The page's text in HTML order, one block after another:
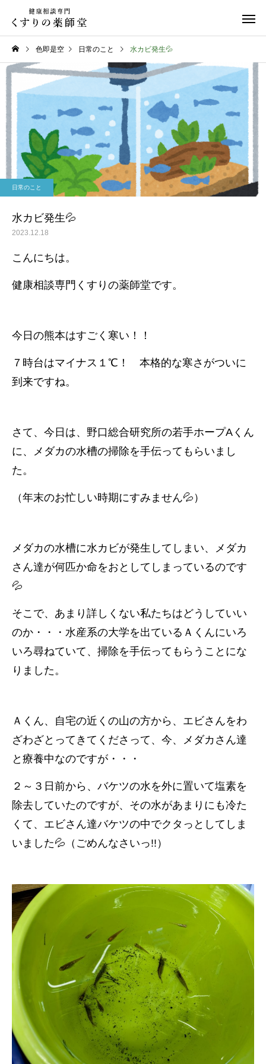
日常のこと
令和８年熊本地震
お知らせ
お盆期間中のご相談に
て
色即是空 日常のこと 水カビ発生💦
日常のこと
水カビ発生💦
2023.12.18
こんにちは。
健康相談専門くすりの薬師堂です。
今日の熊本はすごく寒い！！
７時台はマイナス１℃！ 本格的な寒さがついに
到来ですね。
さて、今日は、野口総合研究所の若手ホープAくん
に、メダカの水槽の掃除を手伝ってもらいまし
た。
（年末のお忙しい時期にすみません💦）
メダカの水槽に水カビが発生してしまい、メダカ
さん達が何匹か命をおとしてしまっているのです
💦
そこで、あまり詳しくない私たちはどうしていい
のか・・・水産系の大学を出ているＡくんにいろ
いろ尋ねていて、掃除を手伝ってもらうことにな
りました。
Ａくん、自宅の近くの山の方から、エビさんをわ
ざわざとってきてくださって、今、メダカさん達
と療養中なのですが・・・
２～３日前から、バケツの水を外に置いて塩素を
除去していたのですが、その水があまりにも冷た
くて、エビさん達バケツの中でクタっとしてしま
いました💦（ごめんなさいっ!!）